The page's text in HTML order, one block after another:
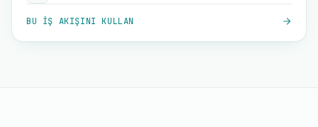
BU IŞ AKIŞINI KULLAN